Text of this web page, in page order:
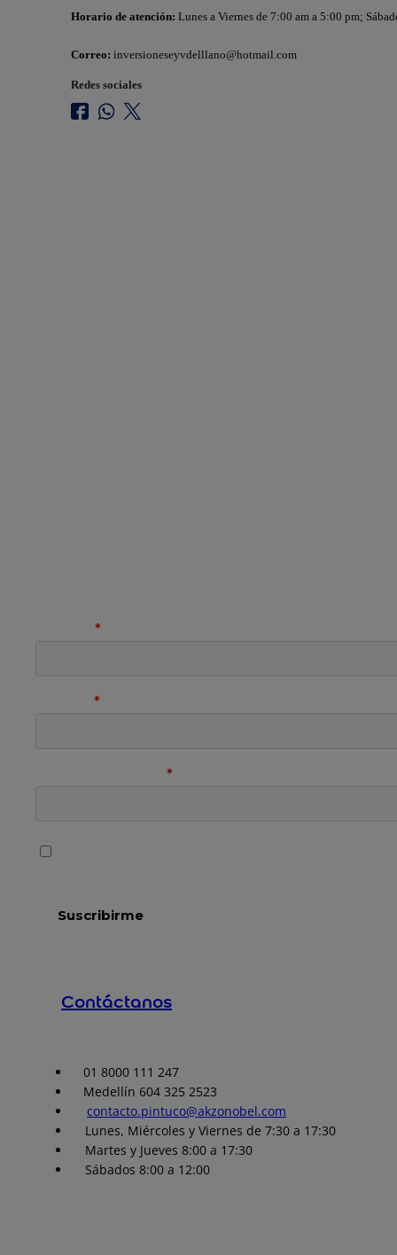
Horario de atención: Lunes a Viernes de 7:00 am a 5:00 pm;
Correo: inversioneseyvdelllano@hotmail.com
Redes sociales
Contáctanos
01 8000 111 247
Medellín 604 325 2523
contacto.pintuco@akzonobel.com
Lunes, Miércoles y Viernes de 7:30 a 17:30
Martes y Jueves 8:00 a 17:30
Sábados 8:00 a 12:00